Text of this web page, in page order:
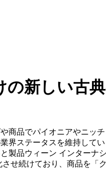
の新しい古
品でパイオニアやニッ
界ステータスを維持して
品ウィーン インターナ
せ続けており、商品を「